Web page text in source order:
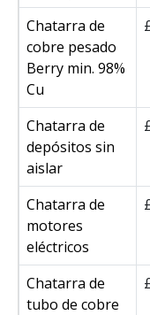
Chatarra de
cobre pesado
Berry min. 98%
Cu
Chatarra de
depósitos sin
aislar
Chatarra de
motores
eléctricos
Chatarra de
tubo de cobre